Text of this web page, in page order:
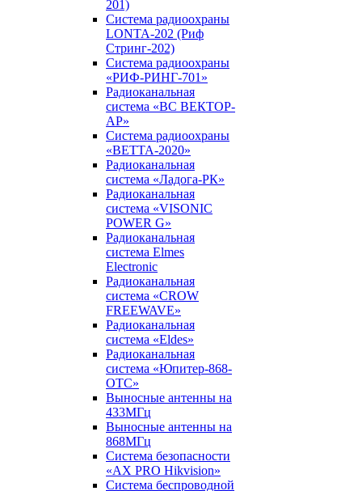
201)
Система радиоохраны
LONTA-202 (Риф
Стринг-202)
Система радиоохраны
«РИФ-РИНГ-701»
Радиоканальная
система «ВС ВЕКТОР-
АР»
Система радиоохраны
«ВЕТТА-2020»
Радиоканальная
система «Ладога-РК»
Радиоканальная
система «VISONIC
POWER G»
Радиоканальная
система Elmes
Electronic
Радиоканальная
система «CROW
FREEWAVE»
Радиоканальная
система «Eldes»
Радиоканальная
система «Юпитер-868-
ОТС»
Выносные антенны на
433МГц
Выносные антенны на
868МГц
Система безопасности
«AX PRO Hikvision»
Система беспроводной